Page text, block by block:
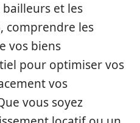
et les
comprendre les
vos biens
pour optimiser vos
vos
vous soyez